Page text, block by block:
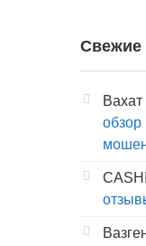
Свежие
Вахат